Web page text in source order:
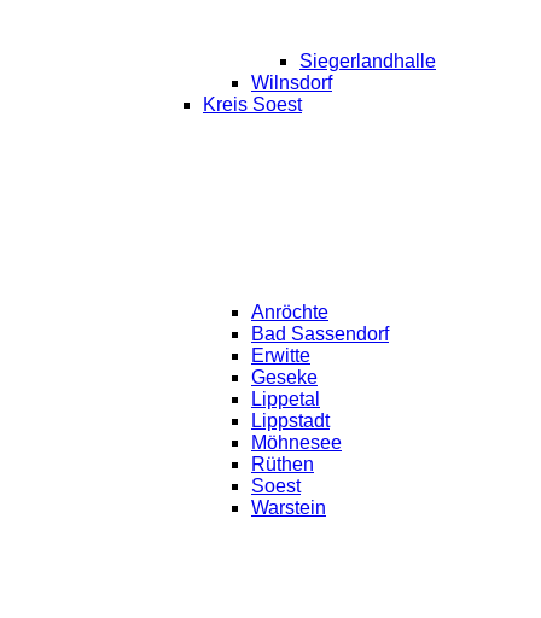
Siegerlandhalle
Wilnsdorf
Kreis Soest
Anröchte
Bad Sassendorf
Erwitte
Geseke
Lippetal
Lippstadt
Möhnesee
Rüthen
Soest
Warstein